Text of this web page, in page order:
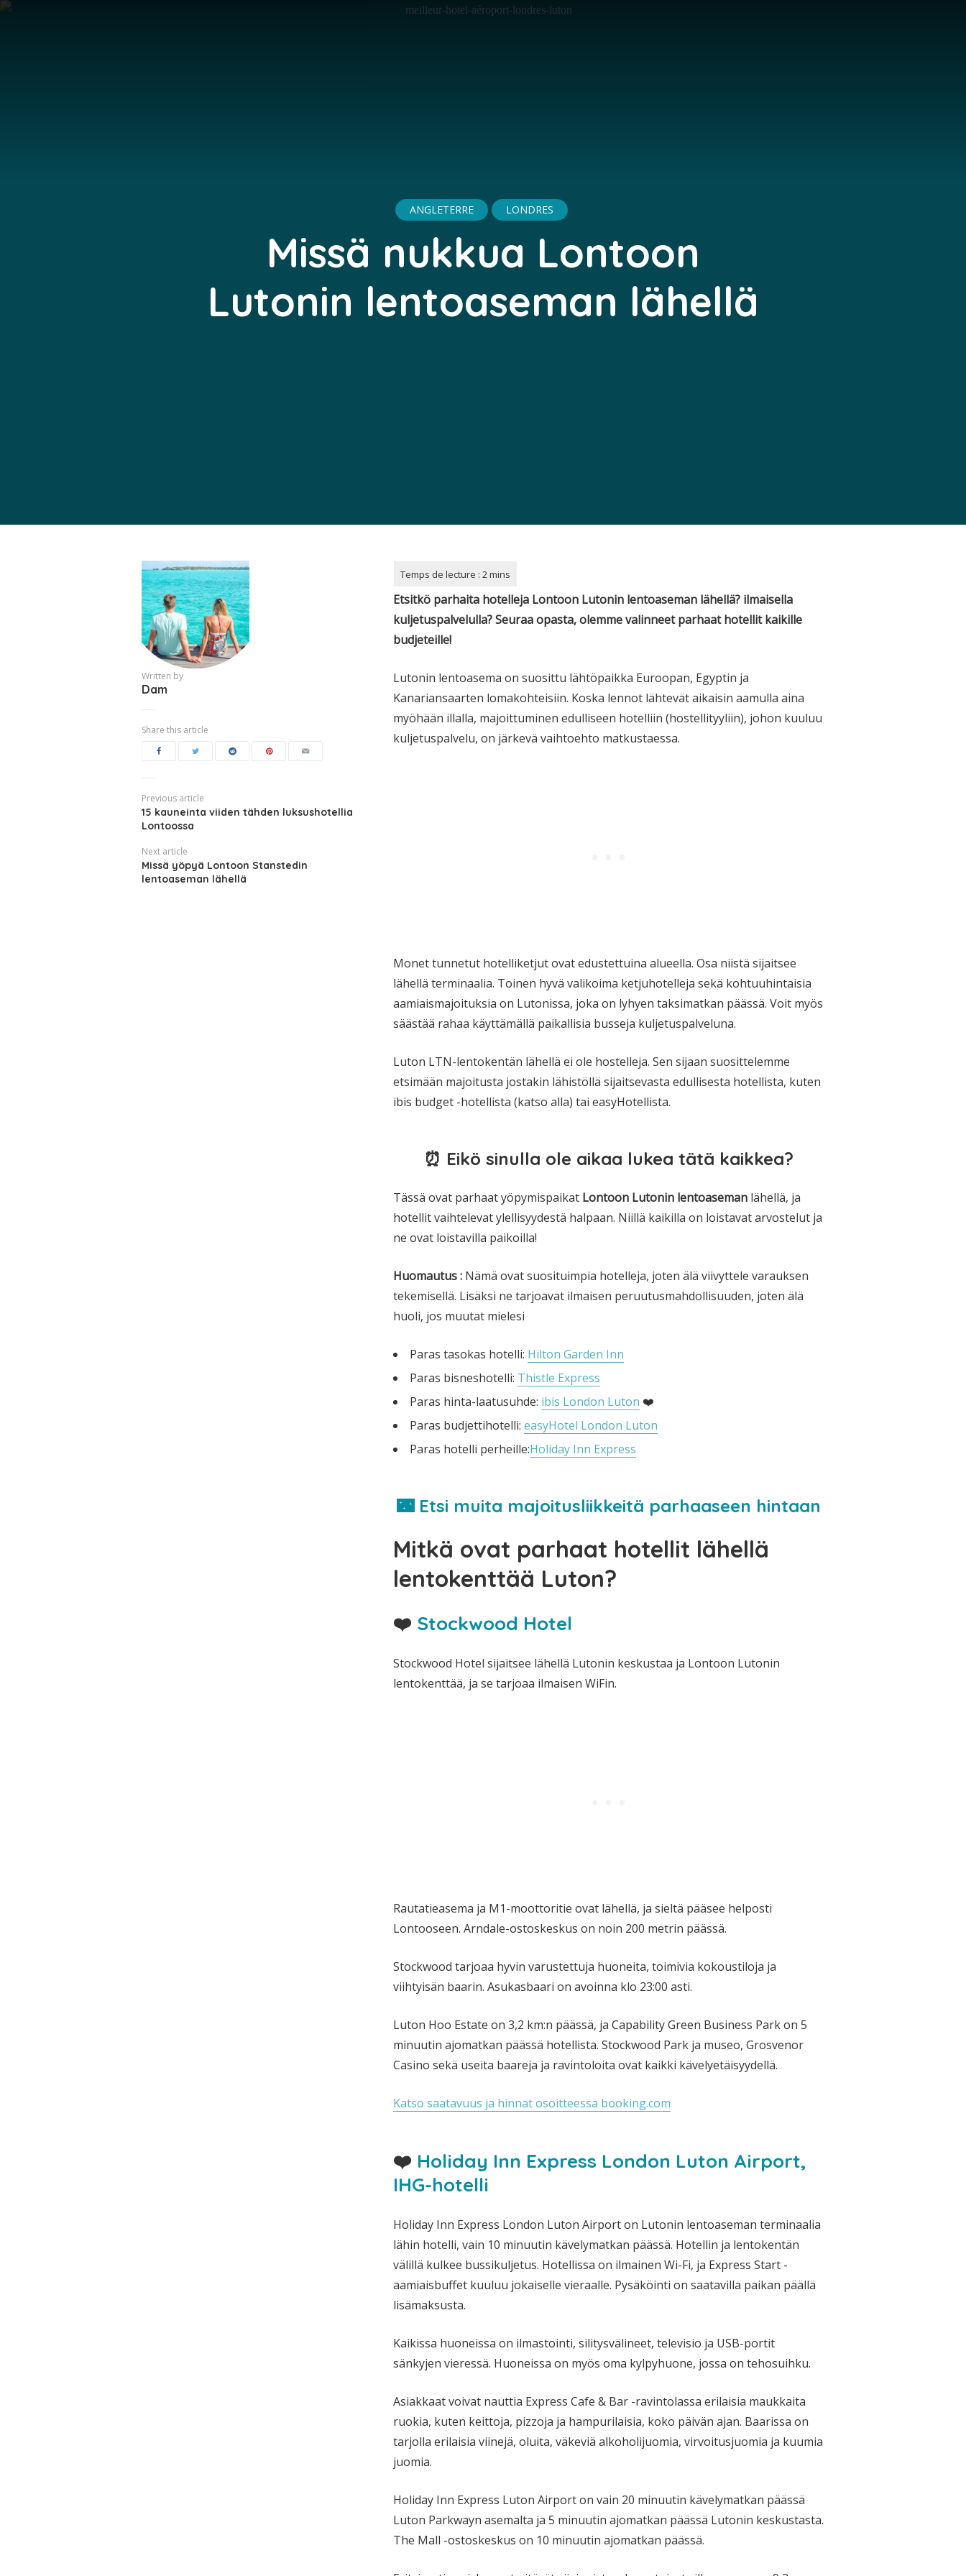
ANGLETERRE LONDRES
Missä nukkua Lontoon
Lutonin lentoaseman lähellä
Written by
Dam
Share this article
Previous article
15 kauneinta viiden tähden luksushotellia
Lontoossa
Next article
Missä yöpyä Lontoon Stanstedin
lentoaseman lähellä
Etsitkö parhaita hotelleja Lontoon Lutonin lentoaseman lähellä? ilmaisella
kuljetuspalvelulla? Seuraa opasta, olemme valinneet parhaat hotellit kaikille
budjeteille!
Lutonin lentoasema on suosittu lähtöpaikka Euroopan, Egyptin ja
Kanariansaarten lomakohteisiin. Koska lennot lähtevät aikaisin aamulla aina
myöhään illalla, majoittuminen edulliseen hotelliin (hostellityyliin), johon kuuluu
kuljetuspalvelu, on järkevä vaihtoehto matkustaessa.
Monet tunnetut hotelliketjut ovat edustettuina alueella. Osa niistä sijaitsee
lähellä terminaalia. Toinen hyvä valikoima ketjuhotelleja sekä kohtuuhintaisia
aamiaismajoituksia on Lutonissa, joka on lyhyen taksimatkan päässä. Voit myös
säästää rahaa käyttämällä paikallisia busseja kuljetuspalveluna.
Luton LTN-lentokentän lähellä ei ole hostelleja. Sen sijaan suosittelemme
etsimään majoitusta jostakin lähistöllä sijaitsevasta edullisesta hotellista, kuten
ibis budget -hotellista (katso alla) tai easyHotellista.
⏰ Eikö sinulla ole aikaa lukea tätä kaikkea?
Tässä ovat parhaat yöpymispaikat Lontoon Lutonin lentoaseman lähellä, ja
hotellit vaihtelevat ylellisyydestä halpaan. Niillä kaikilla on loistavat arvostelut ja
ne ovat loistavilla paikoilla!
Huomautus: Nämä ovat suosituimpia hotelleja, joten älä viivyttele varauksen
tekemisellä. Lisäksi ne tarjoavat ilmaisen peruutusmahdollisuuden, joten älä
huoli, jos muutat mielesi
Paras tasokas hotelli: Hilton Garden Inn
Paras bisneshotelli: Thistle Express
Paras hinta-laatusuhde: ibis London Luton ❤️
Paras budjettihotelli: easyHotel London Luton
Paras hotelli perheille:Holiday Inn Express
🌃 Etsi muita majoitusliikkeitä parhaaseen hintaan
Mitkä ovat parhaat hotellit lähellä
lentokenttää Luton?
❤️ Stockwood Hotel
Stockwood Hotel sijaitsee lähellä Lutonin keskustaa ja Lontoon Lutonin
lentokenttää, ja se tarjoaa ilmaisen WiFin.
Rautatieasema ja M1-moottoritie ovat lähellä, ja sieltä pääsee helposti
Lontooseen. Arndale-ostoskeskus on noin 200 metrin päässä.
Stockwood tarjoaa hyvin varustettuja huoneita, toimivia kokoustiloja ja
viihtyisän baarin. Asukasbaari on avoinna klo 23:00 asti.
Luton Hoo Estate on 3,2 km:n päässä, ja Capability Green Business Park on 5
minuutin ajomatkan päässä hotellista. Stockwood Park ja museo, Grosvenor
Casino sekä useita baareja ja ravintoloita ovat kaikki kävelyetäisyydellä.
Katso saatavuus ja hinnat osoitteessa booking.com
❤️ Holiday Inn Express London Luton Airport,
IHG-hotelli
Holiday Inn Express London Luton Airport on Lutonin lentoaseman terminaalia
lähin hotelli, vain 10 minuutin kävelymatkan päässä. Hotellin ja lentokentän
välillä kulkee bussikuljetus. Hotellissa on ilmainen Wi-Fi, ja Express Start -
aamiaisbuffet kuuluu jokaiselle vieraalle. Pysäköinti on saatavilla paikan päällä
lisämaksusta.
Kaikissa huoneissa on ilmastointi, silitysvälineet, televisio ja USB-portit
sänkyjen vieressä. Huoneissa on myös oma kylpyhuone, jossa on tehosuihku.
Asiakkaat voivat nauttia Express Cafe & Bar -ravintolassa erilaisia maukkaita
ruokia, kuten keittoja, pizzoja ja hampurilaisia, koko päivän ajan. Baarissa on
tarjolla erilaisia viinejä, oluita, väkeviä alkoholijuomia, virvoitusjuomia ja kuumia
juomia.
Holiday Inn Express Luton Airport on vain 20 minuutin kävelymatkan päässä
Luton Parkwayn asemalta ja 5 minuutin ajomatkan päässä Lutonin keskustasta.
The Mall -ostoskeskus on 10 minuutin ajomatkan päässä.